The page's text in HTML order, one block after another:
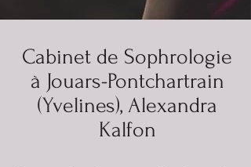
Cabinet de Sophrologie
à Jouars-Pontchartrain
(Yvelines), Alexandra
Kalfon